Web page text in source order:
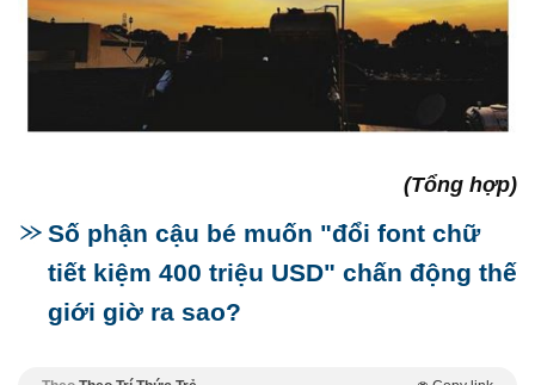
(Tổng hợp)
Số phận cậu bé muốn "đổi font chữ
tiết kiệm 400 triệu USD" chấn động thế
giới giờ ra sao?